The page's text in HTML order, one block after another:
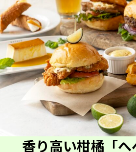
香り高い柑橘「へ